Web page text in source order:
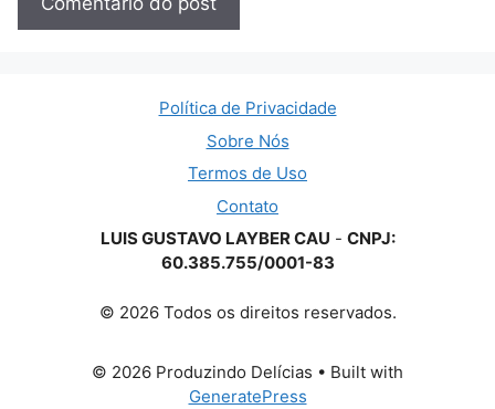
Política de Privacidade
Sobre Nós
Termos de Uso
Contato
LUIS GUSTAVO LAYBER CAU - CNPJ:
60.385.755/0001-83
© 2026 Todos os direitos reservados.
© 2026 Produzindo Delícias • Built with
GeneratePress